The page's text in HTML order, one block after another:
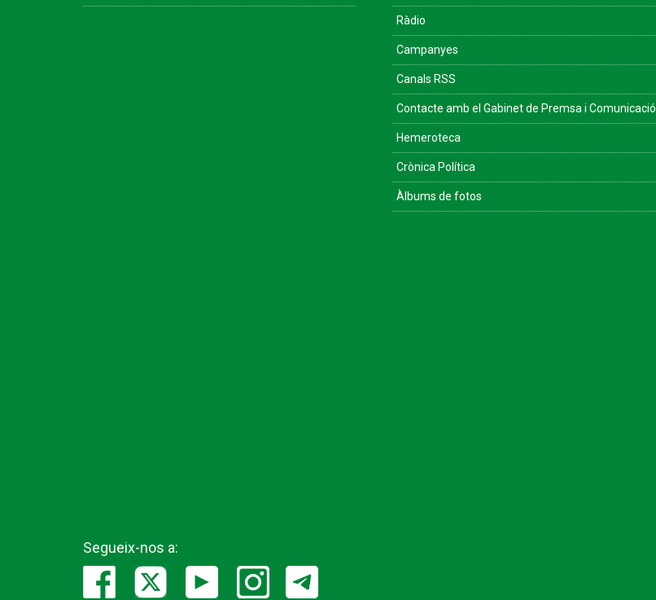
Ràdio
Campanyes
Canals RSS
Contacte amb el Gabinet de Premsa i Comunicació
Hemeroteca
Crònica Política
Àlbums de fotos
Segueix-nos a: